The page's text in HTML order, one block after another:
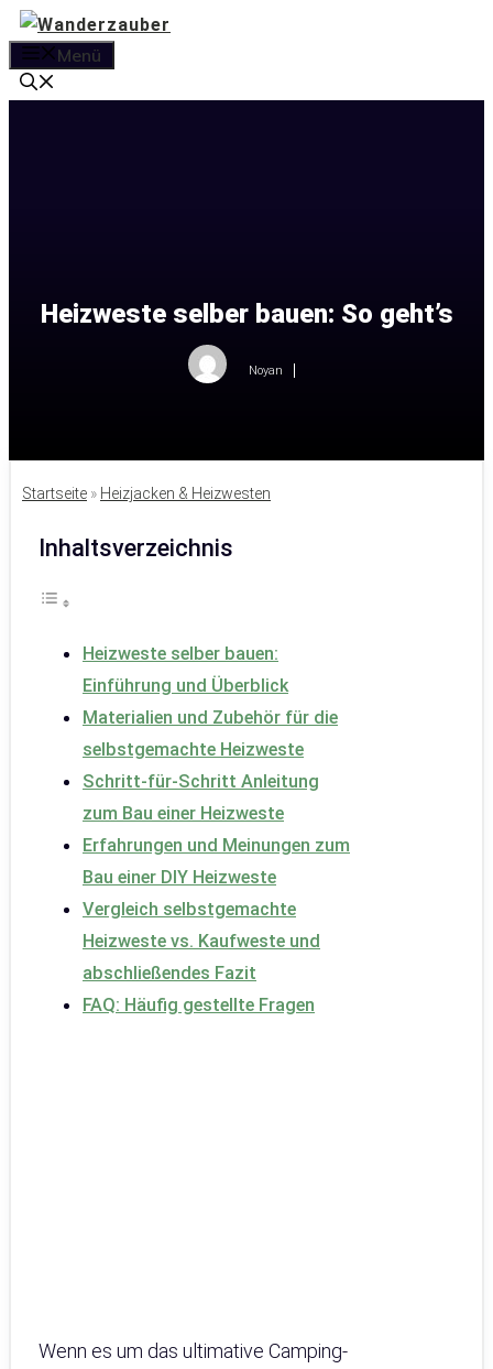
Zum
Inhalt
springen
Menü
Heizweste selber bauen: So geht’s
Noyan
Startseite » Heizjacken & Heizwesten
Inhaltsverzeichnis
Heizweste selber bauen:
Einführung und Überblick
Materialien und Zubehör für die
selbstgemachte Heizweste
Schritt-für-Schritt Anleitung
zum Bau einer Heizweste
Erfahrungen und Meinungen zum
Bau einer DIY Heizweste
Vergleich selbstgemachte
Heizweste vs. Kaufweste und
abschließendes Fazit
FAQ: Häufig gestellte Fragen
Wenn es um das ultimative Camping-